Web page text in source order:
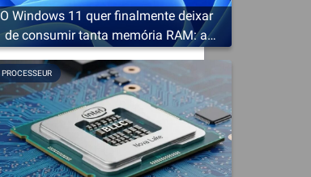
O Windows 11 quer finalmente deixar
de consumir tanta memória RAM: a
Microsoft prepara uma cura de
emagrecimento
PROCESSEUR